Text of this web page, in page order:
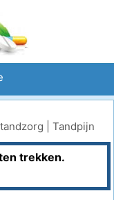
Mond- En Tandzorg
Tandpijn
trekken.